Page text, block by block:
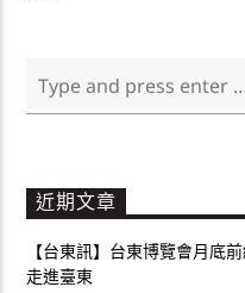
近期文章
【台東訊】台東博覽會月底
走進臺東